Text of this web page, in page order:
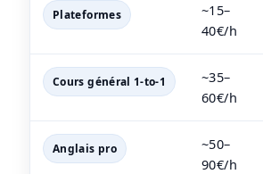
Plateformes
~15–
40€/h
Cours général 1-to-1
~35–
60€/h
Anglais pro
~50–
90€/h